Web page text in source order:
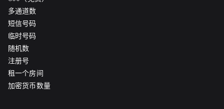
多通道数
短信号码
临时号码
随机数
注册号
租一个房间
加密货币数量